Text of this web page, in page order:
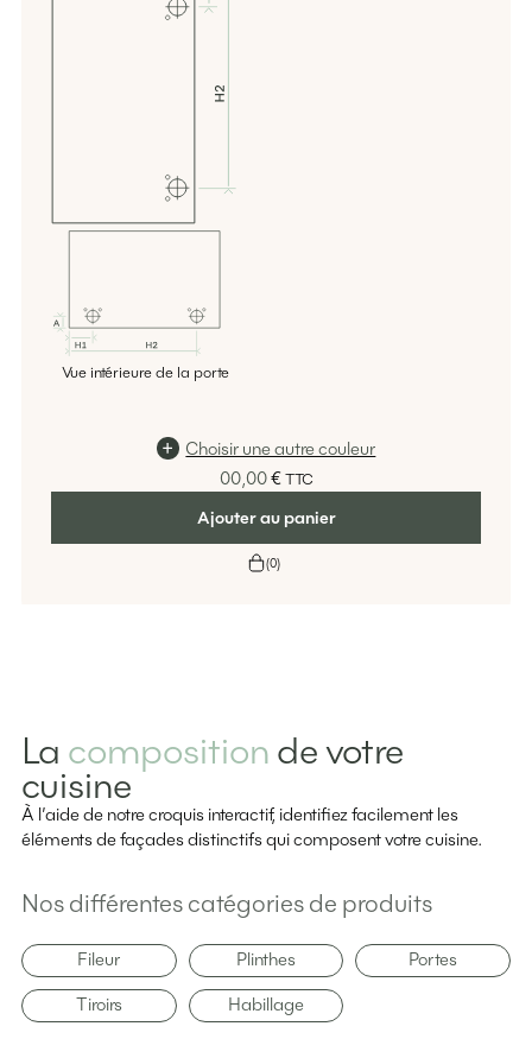
Vue intérieure de la porte
Choisir une autre couleur
00,00€ TTC
Ajouter au panier
(0)
La composition de votre
cuisine
À l’aide de notre croquis interactif, identifiez facilement les
éléments de façades distinctifs qui composent votre cuisine.
Nos différentes catégories de produits
Fileur Plinthes Portes
Tiroirs Habillage